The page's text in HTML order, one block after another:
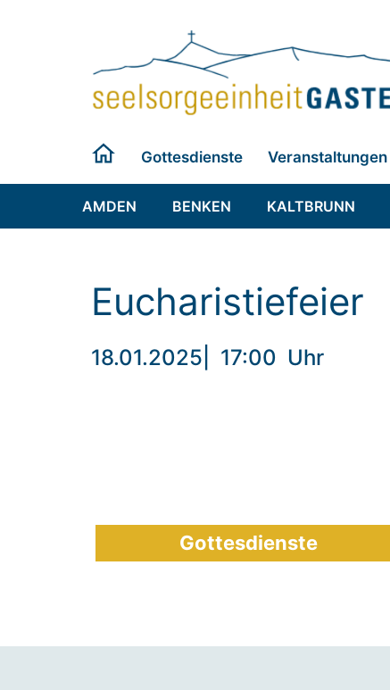
Gottesdienste Veranstaltungen
AMDEN BENKEN KALTBRUNN
Eucharistiefeier
18.01.2025 17:00 Uhr
Gottesdienste